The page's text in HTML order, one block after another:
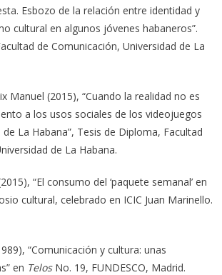
Esbozo de la relación entre identidad y
cultural en algunos jóvenes habaneros”.
de Comunicación, Universidad de La
Manuel (2015), “Cuando la realidad no es
a los usos sociales de los videojuegos
La Habana”, Tesis de Diploma, Facultad
de La Habana.
“El consumo del ‘paquete semanal’ en
cultural, celebrado en ICIC Juan Marinello.
“Comunicación y cultura: unas
en TelosNo. 19, FUNDESCO, Madrid.